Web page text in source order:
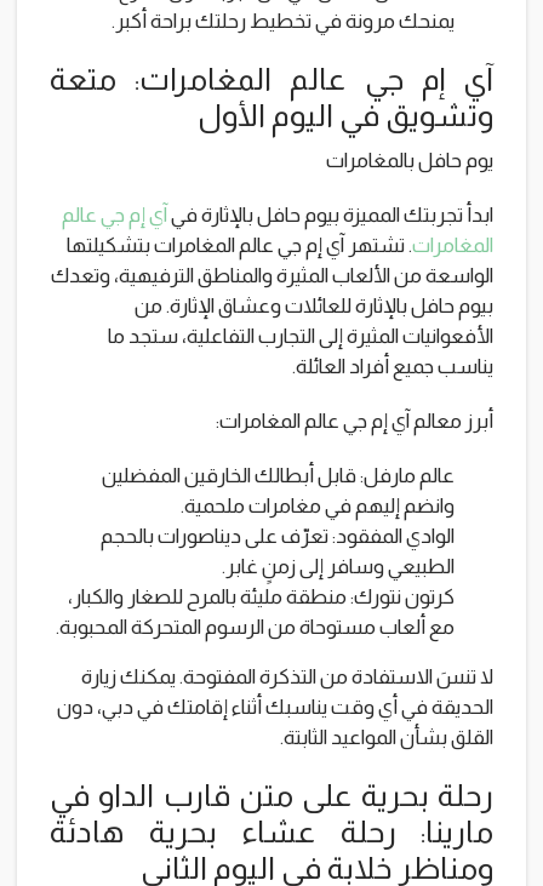
يمنحك مرونة في تخطيط رحلتك براحة أكبر.
آي إم جي عالم المغامرات: متعة
وتشويق في اليوم الأول
يوم حافل بالمغامرات
ابدأ تجربتك المميزة بيوم حافل بالإثارة في آي إم جي عالم
المغامرات. تشتهر آي إم جي عالم المغامرات بتشكيلتها
الواسعة من الألعاب المثيرة والمناطق الترفيهية، وتعدك
بيوم حافل بالإثارة للعائلات وعشاق الإثارة. من
الأفعوانيات المثيرة إلى التجارب التفاعلية، ستجد ما
يناسب جميع أفراد العائلة.
أبرز معالم آي إم جي عالم المغامرات:
عالم مارفل: قابل أبطالك الخارقين المفضلين
وانضم إليهم في مغامرات ملحمية.
الوادي المفقود: تعرّف على ديناصورات بالحجم
الطبيعي وسافر إلى زمنٍ غابر.
كرتون نتورك: منطقة مليئة بالمرح للصغار والكبار،
مع ألعاب مستوحاة من الرسوم المتحركة المحبوبة.
لا تنسَ الاستفادة من التذكرة المفتوحة. يمكنك زيارة
الحديقة في أي وقت يناسبك أثناء إقامتك في دبي، دون
القلق بشأن المواعيد الثابتة.
رحلة بحرية على متن قارب الداو في
مارينا: رحلة عشاء بحرية هادئة
ومناظر خلابة في اليوم الثاني